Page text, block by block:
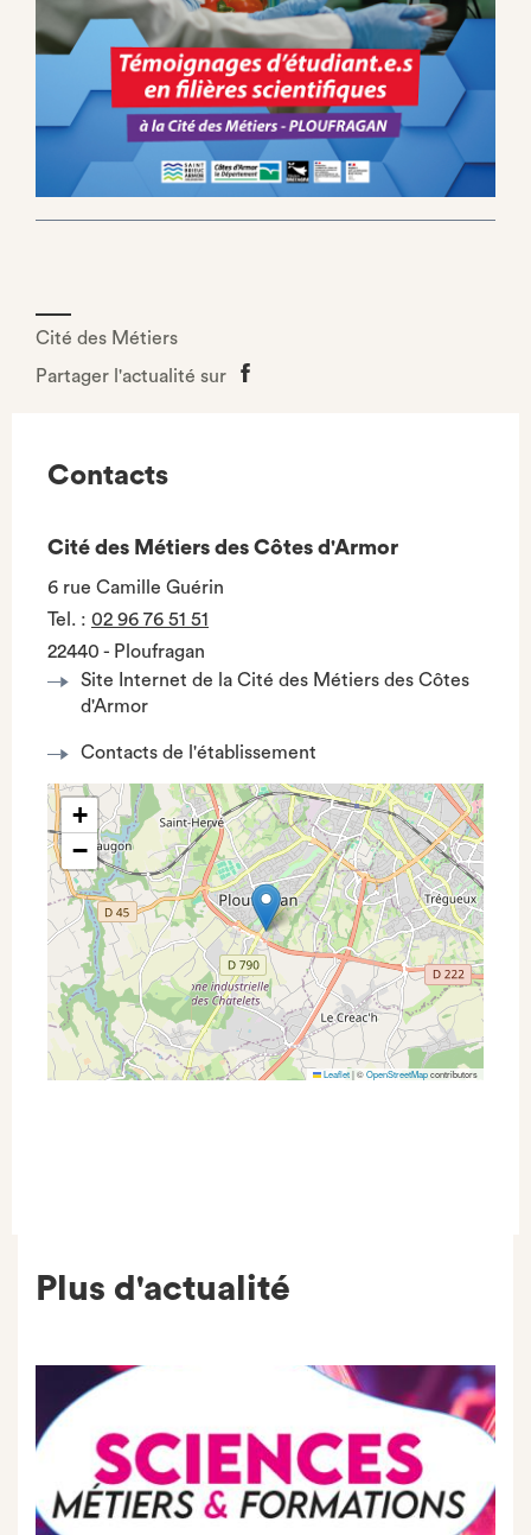
Cité des Métiers
Partager l'actualité sur
Partager
Contacts
Cité des Métiers des Côtes d'Armor
6 rue Camille Guérin
Tel. : 02 96 76 51 51
22440 - Ploufragan
Site Internet de la Cité des Métiers des Côtes
d'Armor
Contacts de l'établissement
+
−
Leaflet|©OpenStreetMapcontributors
Plus d'actualité